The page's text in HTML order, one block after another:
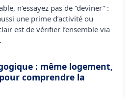
n’essayez pas de “deviner” :
une prime d’activité ou
est de vérifier l’ensemble via
.
: même logement,
comprendre la